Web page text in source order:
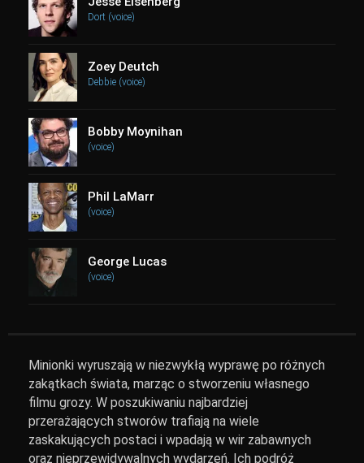
Dort (voice)
Zoey Deutch
Debbie (voice)
Bobby Moynihan
(voice)
Phil LaMarr
(voice)
George Lucas
(voice)
Minionki wyruszają w niezwykłą wyprawę po różnych
zakątkach świata, marząc o stworzeniu własnego
filmu grozy. W poszukiwaniu najbardziej
przerażających stworów trafiają na wiele
zaskakujących postaci i wpadają w wir zabawnych
oraz nieprzewidywalnych wydarzeń. Ich podróż